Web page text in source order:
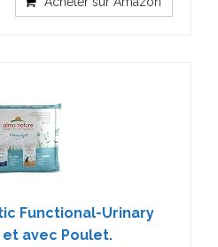
Functional-Urinary
et avec Poulet.